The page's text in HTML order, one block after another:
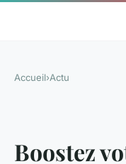
Accueil›Actu
Boostez